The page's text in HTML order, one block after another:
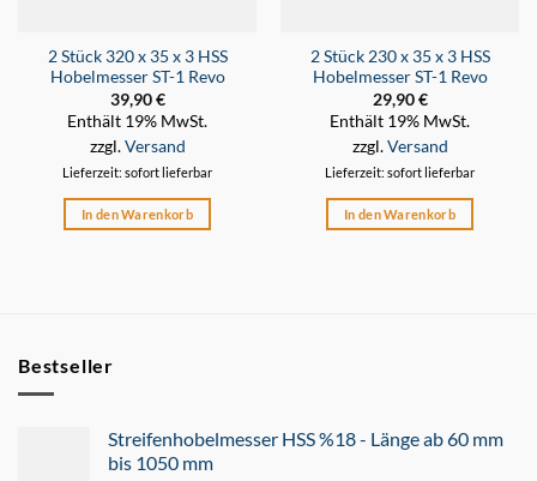
2 Stück 320 x 35 x 3 HSS
Hobelmesser ST-1 Revo
39,90€
Enthält 19% MwSt.
zzgl.Versand
Lieferzeit: sofort lieferbar
In den Warenkorb
2 Stück 230 x 35 x 3 HSS
Hobelmesser ST-1 Revo
29,90€
Enthält 19% MwSt.
zzgl.Versand
Lieferzeit: sofort lieferbar
In den Warenkorb
Bestseller
Streifenhobelmesser HSS %18 - Länge ab 60 mm
bis 1050 mm